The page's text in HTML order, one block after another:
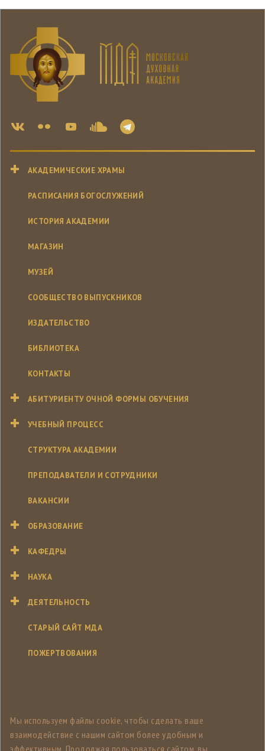
АКАДЕМИЧЕСКИЕ ХРАМЫ
РАСПИСАНИЯ БОГОСЛУЖЕНИЙ
ИСТОРИЯ АКАДЕМИИ
МАГАЗИН
МУЗЕЙ
СООБЩЕСТВО ВЫПУСКНИКОВ
ИЗДАТЕЛЬСТВО
БИБЛИОТЕКА
КОНТАКТЫ
АБИТУРИЕНТУ ОЧНОЙ ФОРМЫ ОБУЧЕНИЯ
УЧЕБНЫЙ ПРОЦЕСС
СТРУКТУРА АКАДЕМИИ
ПРЕПОДАВАТЕЛИ И СОТРУДНИКИ
ВАКАНСИИ
ОБРАЗОВАНИЕ
КАФЕДРЫ
НАУКА
ДЕЯТЕЛЬНОСТЬ
СТАРЫЙ САЙТ МДА
ПОЖЕРТВОВАНИЯ
Мы используем файлы cookie, чтобы сделать ваше
взаимодействие с нашим сайтом более удобным и
эффективным. Продолжая пользоваться сайтом, вы